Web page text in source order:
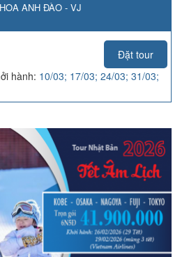
ANH ĐÀO - VJ
Đặt tour
hành: 10/03; 17/03; 24/03; 31/03;